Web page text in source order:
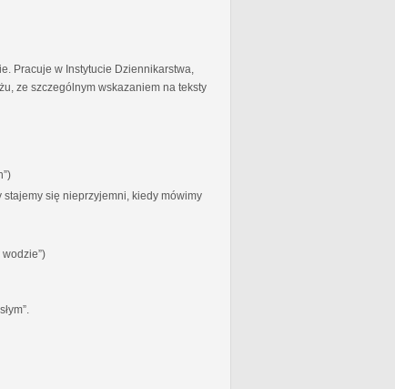
Pracuje w Instytucie Dziennikarstwa,
ze szczególnym wskazaniem na teksty
się nieprzyjemni, kiedy mówimy